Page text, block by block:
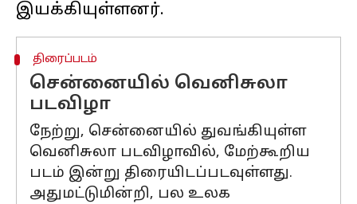
திரைப்படம்
சென்னையில் வெனிசுலா
படவிழா
நேற்று, சென்னையில் துவங்கியுள்ள
வெனிசுலா படவிழாவில், மேற்கூறிய
படம் இன்று திரையிடப்படவுள்ளது.
அதுமட்டுமின்றி, பல உலக